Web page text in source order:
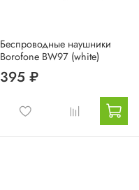
Беспроводные наушники
Borofone BW97 (white)
395 ₽